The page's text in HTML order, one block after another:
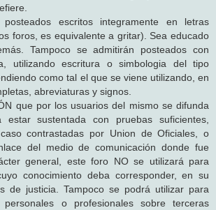
escritos integramente en letras
foros, es equivalente a gritar). Sea educado
Tampoco se admitirán posteados con
utilizando escritura o simbologia del tipo
como tal el que se viene utilizando, en
abreviaturas y signos.
que por los usuarios del mismo se difunda
sustentada con pruebas suficientes,
contrastadas por Union de Oficiales, o
del medio de comunicación donde fue
general, este foro NO se utilizará para
conocimiento deba corresponder, en su
de justicia. Tampoco se podrá utilizar para
personales o profesionales sobre terceras